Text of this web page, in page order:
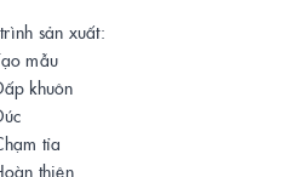
sản xuất:
mẫu
khuôn
tỉa
thiện